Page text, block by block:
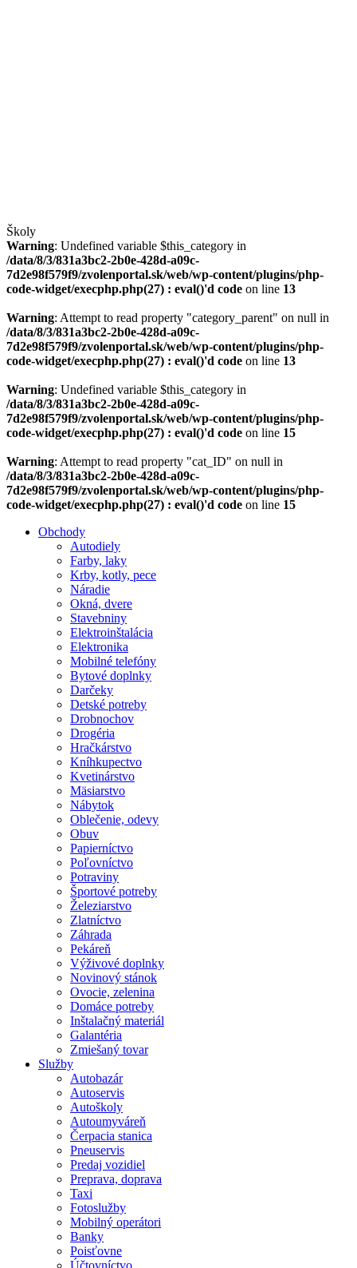
Školy
Warning: Undefined variable $this_category in
/data/8/3/831a3bc2-2b0e-428d-a09c-
7d2e98f579f9/zvolenportal.sk/web/wp-content/plugins/php-
code-widget/execphp.php(27) : eval()'d code on line 13
Warning: Attempt to read property "category_parent" on null in
/data/8/3/831a3bc2-2b0e-428d-a09c-
7d2e98f579f9/zvolenportal.sk/web/wp-content/plugins/php-
code-widget/execphp.php(27) : eval()'d code on line 13
Warning: Undefined variable $this_category in
/data/8/3/831a3bc2-2b0e-428d-a09c-
7d2e98f579f9/zvolenportal.sk/web/wp-content/plugins/php-
code-widget/execphp.php(27) : eval()'d code on line 15
Warning: Attempt to read property "cat_ID" on null in
/data/8/3/831a3bc2-2b0e-428d-a09c-
7d2e98f579f9/zvolenportal.sk/web/wp-content/plugins/php-
code-widget/execphp.php(27) : eval()'d code on line 15
Obchody
Autodiely
Farby, laky
Krby, kotly, pece
Náradie
Okná, dvere
Stavebniny
Elektroinštalácia
Elektronika
Mobilné telefóny
Bytové doplnky
Darčeky
Detské potreby
Drobnochov
Drogéria
Hračkárstvo
Kníhkupectvo
Kvetinárstvo
Mäsiarstvo
Nábytok
Oblečenie, odevy
Obuv
Papierníctvo
Poľovníctvo
Potraviny
Športové potreby
Železiarstvo
Zlatníctvo
Záhrada
Pekáreň
Výživové doplnky
Novinový stánok
Ovocie, zelenina
Domáce potreby
Inštalačný materiál
Galantéria
Zmiešaný tovar
Služby
Autobazár
Autoservis
Autoškoly
Autoumyváreň
Čerpacia stanica
Pneuservis
Predaj vozidiel
Preprava, doprava
Taxi
Fotoslužby
Mobilný operátori
Banky
Poisťovne
Účtovníctvo